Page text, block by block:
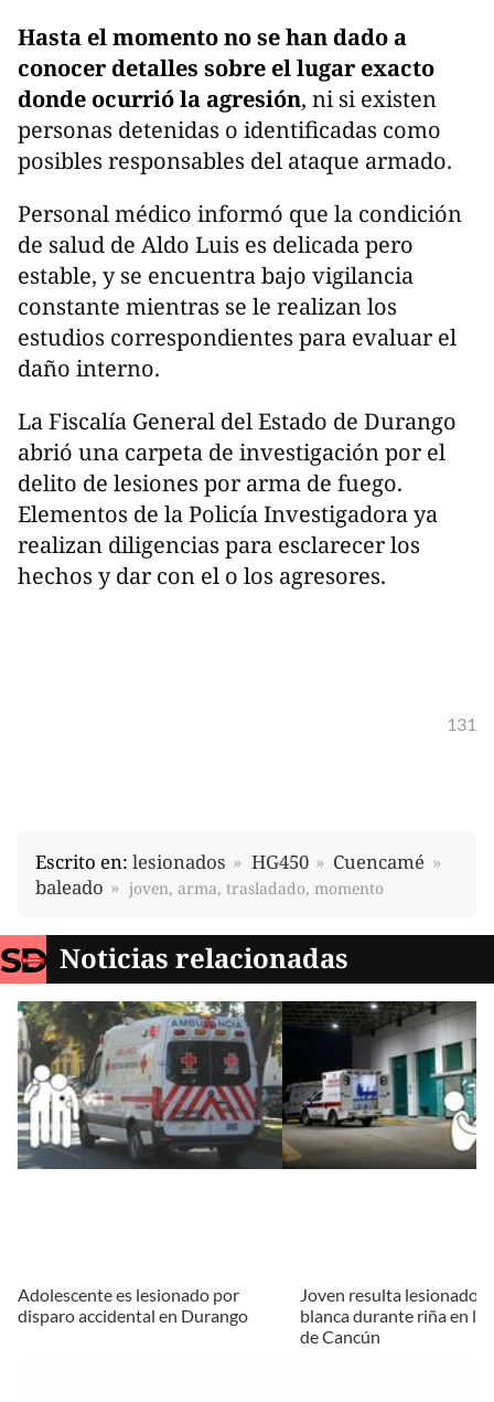
Hasta el momento no se han dado a
conocer detalles sobre el lugar exacto
donde ocurrió la agresión, ni si existen
personas detenidas o identificadas como
posibles responsables del ataque armado.
Personal médico informó que la condición
de salud de Aldo Luis es delicada pero
estable, y se encuentra bajo vigilancia
constante mientras se le realizan los
estudios correspondientes para evaluar el
daño interno.
La Fiscalía General del Estado de Durango
abrió una carpeta de investigación por el
delito de lesiones por arma de fuego.
Elementos de la Policía Investigadora ya
realizan diligencias para esclarecer los
hechos y dar con el o los agresores.
131
Escrito en: lesionados HG450
Cuencamé
baleado
joven, arma, trasladado, momento
Noticias relacionadas
Adolescente es lesionado por
disparo accidental en Durango
Joven resulta lesionado
blanca durante riña en la
de Cancún